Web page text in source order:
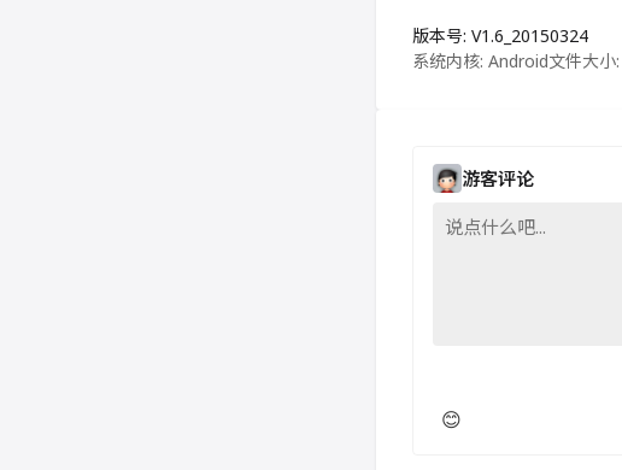
版本号: V1.6_20150324
系统内核: Android文件大小
游客评论
😊